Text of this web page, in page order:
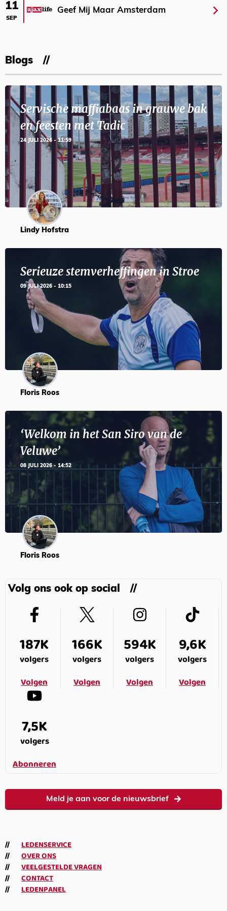
11
SEP
Geef Mij Maar Amsterdam
Blogs
Servische maffiabaas in grauwe bak
en feesten met Tadic
24 JULI 2026 - 11:59
Lindy Hofstra
Serieuze stemverheffingen in Stroe
09 JULI 2026 - 10:15
Floris Roos
‘Welkom in het San Siro van de
Veluwe’
08 JULI 2026 - 14:52
Floris Roos
Volg ons ook op social
187K
volgers
Volgen
166K
volgers
Volgen
594K
volgers
Volgen
9,6K
volgers
Volgen
7,5K
volgers
Abonneren
Meld je aan voor de nieuwsbrief
LEDENSERVICE
OVER ONS
VEELGESTELDE VRAGEN
CONTACT
LEDENPANEL